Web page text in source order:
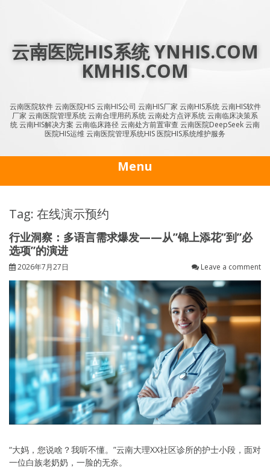
云南医院HIS系统 YNHIS.COM
KMHIS.COM
云南医院软件 云南医院HIS 云南HIS公司 云南HIS厂家 云南HIS系统 云南HIS软件
厂家 云南医院管理系统 云南合理用药系统 云南处方点评系统 云南临床决策系
统 云南HIS解决方案 云南临床路径 云南处方前置审查 云南医院DeepSeek 云南
医院HIS运维 云南医院管理系统HIS 医院HIS系统维护服务
Menu
Tag: 在线演示预约
行业洞察：多语言需求爆发——从”锦上添花”到”必
选项”的演进
2026年7月27日 Leave a comment
“大妈，您说啥？我听不懂。”云南大理XX社区诊所的护士小段，面对
一位白族老奶奶，一脸的无奈。